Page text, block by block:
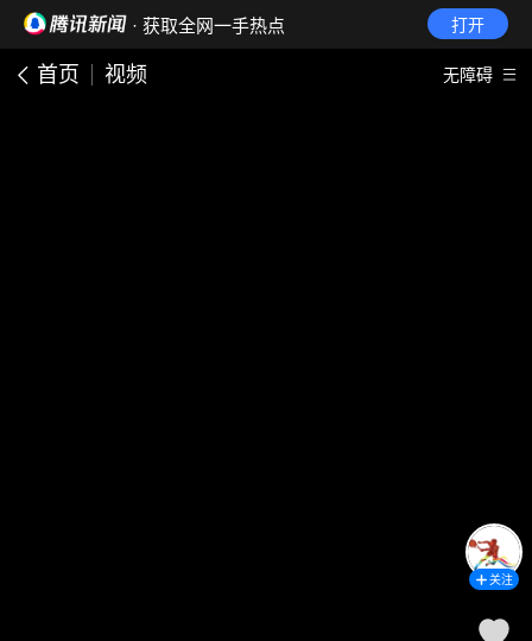
· 获取全网一手热点 打开
首页 视频 无障碍
关注